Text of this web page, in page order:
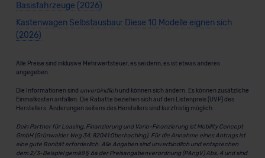
Basisfahrzeuge (2026)
Kastenwagen Selbstausbau: Diese 10 Modelle eignen sich
(2026)
Alle Preise sind inklusive Mehrwertsteuer, es sei denn, es ist etwas anderes
angegeben.
Die Informationen sind unverbindlichund können sich ändern. Es können zusätzliche
Einmalkosten anfallen. Die Rabatte beziehen sich auf den Listenpreis (UVP) des
Herstellers. Änderungen seitens des Herstellers sind kurzfristig möglich.
Dein Partner für Leasing, Finanzierung und Vario-Finanzierung ist Mobility Concept
GmbH (Grünwalder Weg 34, 82041 Oberhaching). Für die Annahme eines Antrags ist
eine gute Bonität erforderlich. Alle Angaben sind unverbindlich und entsprechen
dem 2/3-Beispiel gemäß § 6a der Preisangabenverordnung (PAngV) Abs. 4 und sind